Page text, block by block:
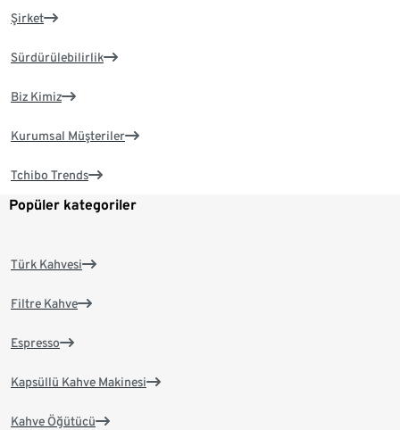
Şirket
Sürdürülebilirlik
Biz Kimiz
Kurumsal Müşteriler
Tchibo Trends
Popüler kategoriler
Türk Kahvesi
Filtre Kahve
Espresso
Kapsüllü Kahve Makinesi
Kahve Öğütücü